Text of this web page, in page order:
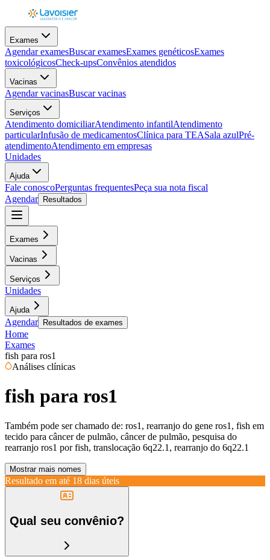
Exames
Agendar examesBuscar examesExames genéticosExames
toxicológicosCheck-upsConvênios atendidos
Vacinas
Agendar vacinasBuscar vacinas
Serviços
Atendimento domiciliarAtendimento infantilAtendimento
particularInfusão de medicamentosClínica para TEASala azulPré-
atendimentoAtendimento em empresas
Unidades
Ajuda
Fale conoscoPerguntas frequentesPeça sua nota fiscal
Agendar
Resultados
Exames
Vacinas
Serviços
Unidades
Ajuda
Agendar Resultados de exames
Home
Exames
fish para ros1
Análises clínicas
fish para ros1
Também pode ser chamado de: ros1, rearranjo do gene ros1, fish em
tecido para câncer de pulmão, câncer de pulmão, pesquisa do
rearranjo ros1 por fish, translocação 6q22.1, rearranjo do 6q22.1
Mostrar mais nomes
Resultado em até 18 dias úteis
Qual seu convênio?